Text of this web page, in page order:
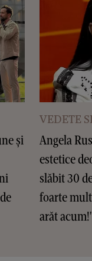
și
VEDETE
Angela
estetice
slăbit 30
foarte
arăt